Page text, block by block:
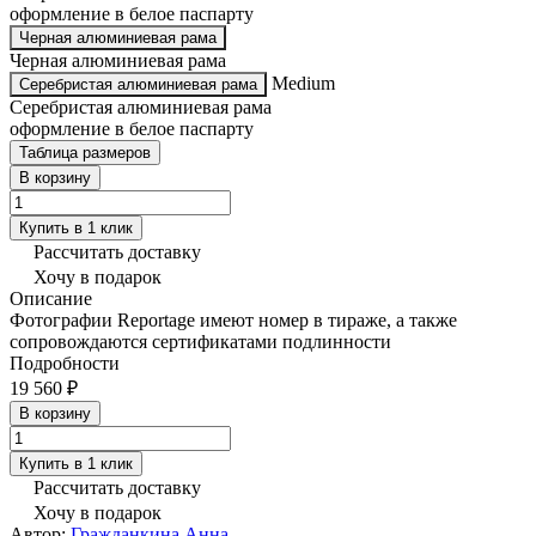
оформление в белое паспарту
Черная алюминиевая рама
Черная алюминиевая рама
Серебристая алюминиевая рама
Medium
Серебристая алюминиевая рама
оформление в белое паспарту
Таблица размеров
В корзину
Купить в 1 клик
Рассчитать доставку
Хочу в подарок
Описание
Фотографии Reportage имеют номер в тираже, а также
сопровождаются сертификатами подлинности
Подробности
19 560 ₽
В корзину
Купить в 1 клик
Рассчитать доставку
Хочу в подарок